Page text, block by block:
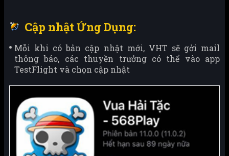
Cập nhật Ứng Dụng:
Mỗi khi có bản cập nhật mới, VHT sẽ gởi mail
thông báo, các thuyền trưởng có thể vào app
TestFlight và chọn cập nhật